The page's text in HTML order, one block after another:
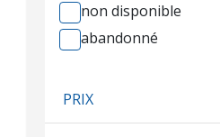
non disponible
abandonné
PRIX